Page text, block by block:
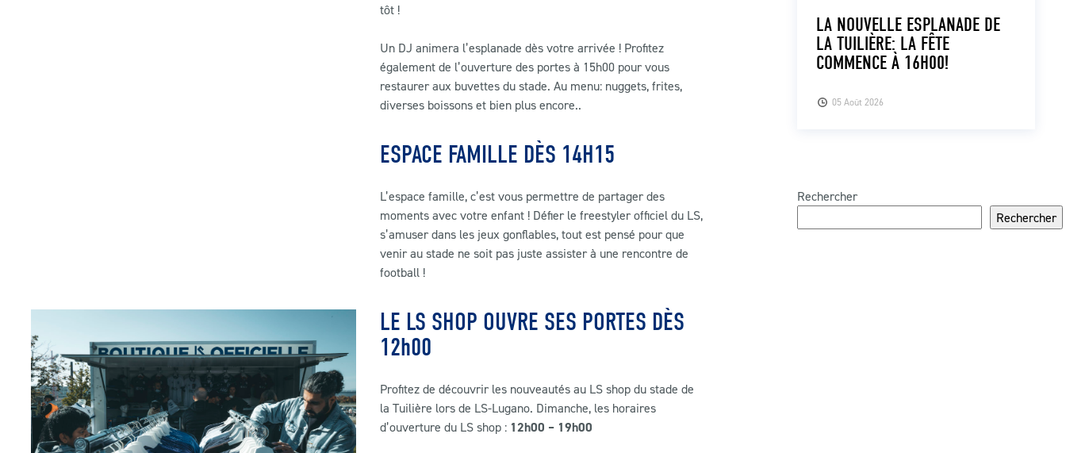
tôt !
Un DJ animera l’esplanade dès votre arrivée ! Profitez
également de l’ouverture des portes à 15h00 pour vous
restaurer aux buvettes du stade. Au menu: nuggets, frites,
diverses boissons et bien plus encore..
ESPACE FAMILLE DÈS 14H15
L’espace famille, c’est vous permettre de partager des
moments avec votre enfant ! Défier le freestyler officiel du LS,
s’amuser dans les jeux gonflables, tout est pensé pour que
venir au stade ne soit pas juste assister à une rencontre de
football !
LE LS SHOP OUVRE SES PORTES DÈS
12h00
Profitez de découvrir les nouveautés au LS shop du stade de
la Tuilière lors de LS-Lugano. Dimanche, les horaires
d’ouverture du LS shop : 12h00 – 19h00
05 Août 2026
LA NOUVELLE ESPLANADE DE
LA TUILIÈRE: LA FÊTE
COMMENCE À 16H00!
Rechercher
Rechercher